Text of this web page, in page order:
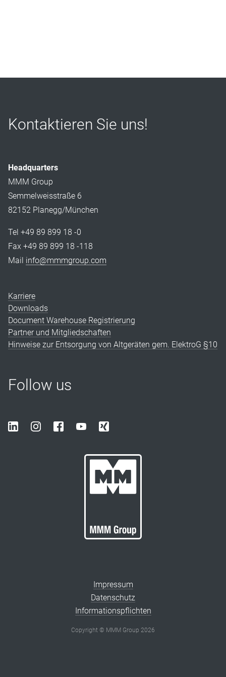
Kontaktieren Sie uns!
Headquarters
MMM Group
Semmelweisstraße 6
82152 Planegg/München
Tel +49 89 899 18 -0
Fax +49 89 899 18 -118
Mail info@mmmgroup.com
Karriere
Downloads
Document Warehouse Registrierung
Partner und Mitgliedschaften
Hinweise zur Entsorgung von Altgeräten gem. ElektroG §10
Follow us
Impressum
Datenschutz
Informationspflichten
Copyright © MMM Group 2026